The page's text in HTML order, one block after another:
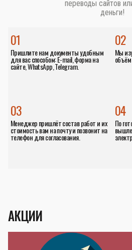
переводы сайтов
деньги!
01
Пришлите нам документы удобным
для вас способом: E-mail, форма на
сайте, WhatsApp, Telegram.
02
Мы
04
По
03
Менеджер пришлёт состав работ и их
стоимость вам на почту и позвонит на
телефон для согласования.
АКЦИИ